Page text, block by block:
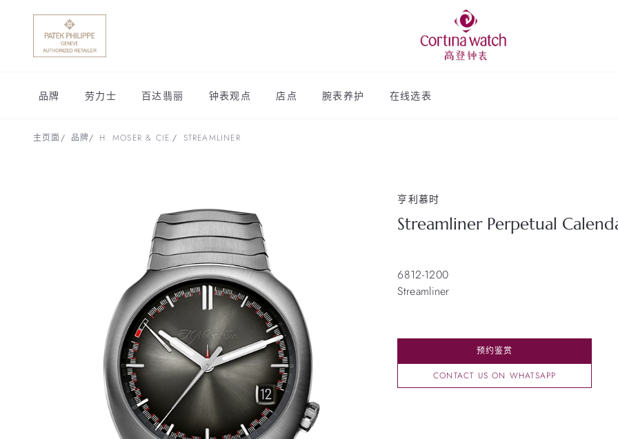
品牌 劳力士 百达翡丽 钟表观点 店点 腕表养护 在线选表
主页面 品牌 H. MOSER & CIE. STREAMLINER
亨利慕时
Streamliner Perpetual
6812-1200
Streamliner
预约鉴赏
CONTACT US ON WHATSAPP